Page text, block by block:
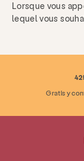
Aperçu des
Lorsque vous
lequel vous
Gratis y